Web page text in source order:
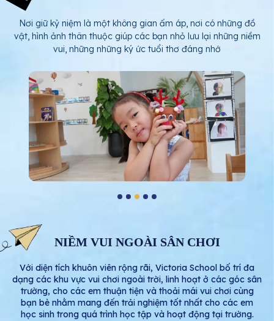
Nơi giữ kỷ niệm là một không gian ấm áp, nơi có những đồ
vật, hình ảnh thân thuộc giúp các bạn nhỏ lưu lại những niềm
vui, những những ký ức tuổi thơ đáng nhớ
NIỀM VUI NGOÀI SÂN CHƠI
Với diện tích khuôn viên rộng rãi, Victoria School bố trí đa
dạng các khu vực vui chơi ngoài trời, linh hoạt ở các góc sân
trường, cho các em thuận tiện và thoải mái vui chơi cùng
bạn bè nhằm mang đến trải nghiệm tốt nhất cho các em
học sinh trong quá trình học tập và hoạt động tại trường.